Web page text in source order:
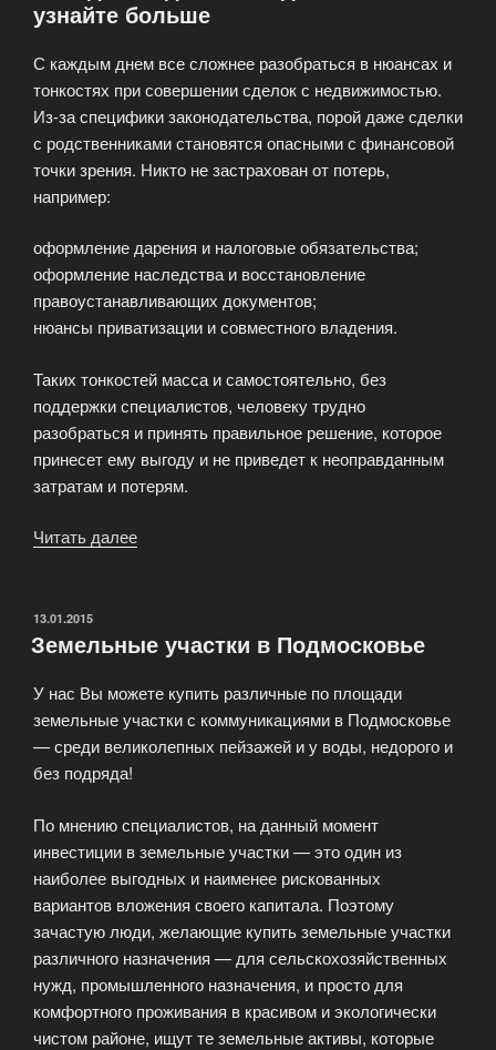
узнайте больше
С каждым днем все сложнее разобраться в нюансах и
тонкостях при совершении сделок с недвижимостью.
Из-за специфики законодательства, порой даже сделки
с родственниками становятся опасными с финансовой
точки зрения. Никто не застрахован от потерь,
например:
оформление дарения и налоговые обязательства;
оформление наследства и восстановление
правоустанавливающих документов;
нюансы приватизации и совместного владения.
Таких тонкостей масса и самостоятельно, без
поддержки специалистов, человеку трудно
разобраться и принять правильное решение, которое
принесет ему выгоду и не приведет к неоправданным
затратам и потерям.
Читать далее
узнайте
ОПУБЛИКОВАНО
13.01.2015
Земельные участки в Подмосковье
У нас Вы можете купить различные по площади
земельные участки с коммуникациями в Подмосковье
— среди великолепных пейзажей и у воды, недорого и
без подряда!
По мнению специалистов, на данный момент
инвестиции в земельные участки — это один из
наиболее выгодных и наименее рискованных
вариантов вложения своего капитала. Поэтому
зачастую люди, желающие купить земельные участки
различного назначения — для сельскохозяйственных
нужд, промышленного назначения, и просто для
комфортного проживания в красивом и экологически
чистом районе, ищут те земельные активы, которые